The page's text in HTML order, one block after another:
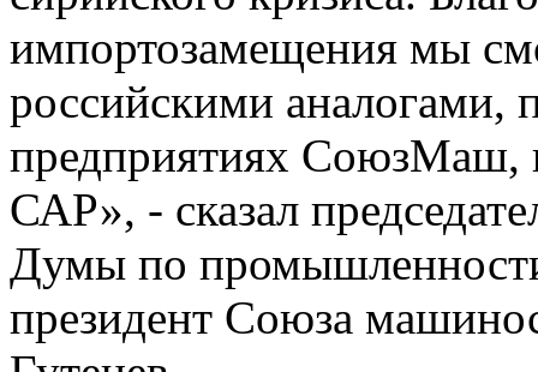
импортозамещения мы
российскими аналогами,
предприятиях СоюзМаш,
САР», - сказал
Думы по
президент Союза